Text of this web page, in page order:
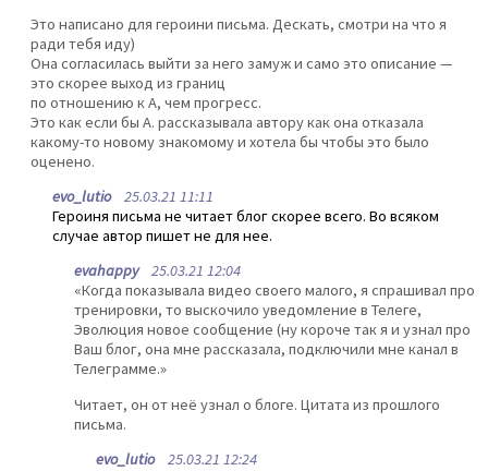
Это написано для героини письма. Дескать, смотри на что я
ради тебя иду)
Она согласилась выйти за него замуж и само это описание —
это скорее выход из границ
по отношению к А, чем прогресс.
Это как если бы А. рассказывала автору как она отказала
какому-то новому знакомому и хотела бы чтобы это было
оценено.
evo_lutio25.03.21 11:11
Героиня письма не читает блог скорее всего. Во всяком
случае автор пишет не для нее.
evahappy25.03.21 12:04
«Когда показывала видео своего малого, я спрашивал про
тренировки, то выскочило уведомление в Телеге,
Эволюция новое сообщение (ну короче так я и узнал про
Ваш блог, она мне рассказала, подключили мне канал в
Телеграмме.»
Читает, он от неё узнал о блоге. Цитата из прошлого
письма.
evo_lutio25.03.21 12:24